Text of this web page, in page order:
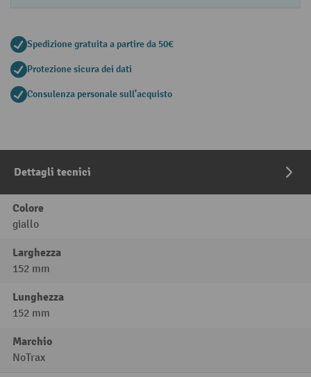
Spedizione gratuita a partire da 50€
Protezione sicura dei dati
Consulenza personale sull'acquisto
Dettagli tecnici
Colore
giallo
Larghezza
152 mm
Lunghezza
152 mm
Marchio
NoTrax